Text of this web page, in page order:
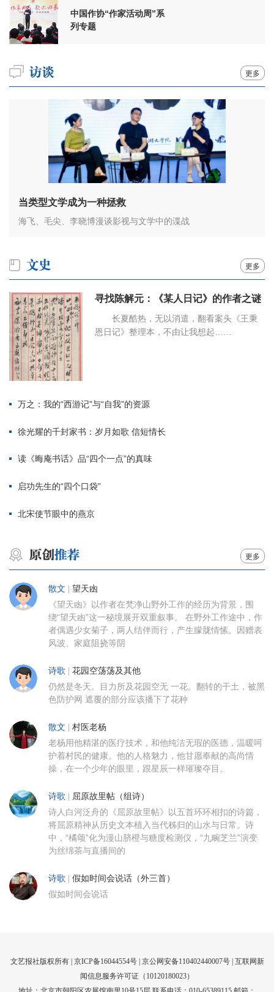
中国作协“作家活动周”系
列专题
更多
当类型文学成为一种拯救
海飞、毛尖、李晓博漫谈影视与文学中的谍战
更多
寻找陈解元：《某人日记》的作者之谜
长夏酷热，无以消遣，翻看案头《王秉
恩日记》整理本，不由让我想起……
万之：我的“西游记”与“自我”的资源
徐光耀的千封家书：岁月如歌 信短情长
读《晦庵书话》品“四个一点”的真味
启功先生的“四个口袋”
北宋使节眼中的燕京
更多
散文 望天凼
《望天凼》以作者在梵净山野外工作的经历为背景，围
绕“望天凼”这一秘境展开双重叙事。 在野外工作途中，作
者偶遇少女菊子，两人结伴而行，产生朦胧情愫。因赠表
风波、家庭阻挠等阴
诗歌 花园空荡荡及其他
仍然是冬天。目力所及花园空无 一花。翻转的干土，被黑
色防护网 遮覆的部分应该播下了花种
散文 村医老杨
老杨用他精湛的医疗技术，和他纯洁无瑕的医德，温暖呵
护着村民的健康。他的人格魅力，他甘愿奉献的高尚情
操，在一个少年的眼里，跟星辰一样璀璨夺目。
诗歌 屈原故里帖（组诗）
诗人白河泛舟的《屈原故里帖》以五首环环相扣的诗篇，
将屈原精神从历史文本植入当代秭归的山水与日常。诗
中，“橘颂”化为漫山脐橙与糖度检测仪，“九畹芝兰”演变
为丝绵茶与直播间的
诗歌 假如时间会说话（外三首）
假如时间会说话
文艺报社版权所有 | 京ICP备16044554号| 京公网安备110402440007号 | 互联网新
闻信息服务许可证（10120180023）